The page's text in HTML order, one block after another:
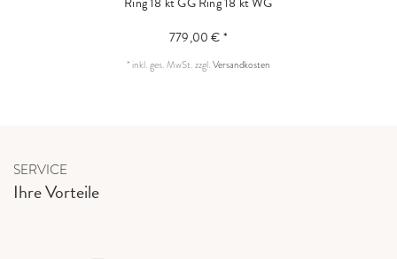
779,00 € *
* inkl. ges. MwSt.zzgl.Versandkosten
SERVICE
Ihre Vorteile